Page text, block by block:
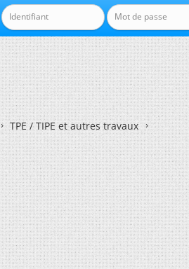
TPE / TIPE et autres travaux